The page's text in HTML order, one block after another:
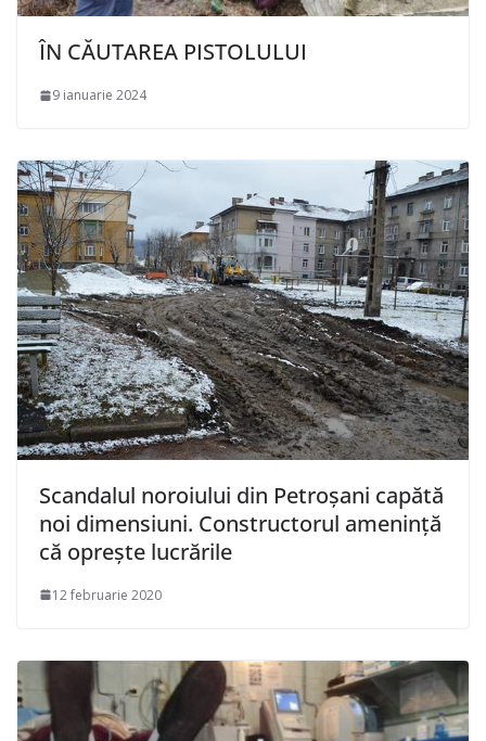
ÎN CĂUTAREA PISTOLULUI
9 ianuarie 2024
Scandalul noroiului din Petroșani capătă
noi dimensiuni. Constructorul amenință
că oprește lucrările
12 februarie 2020